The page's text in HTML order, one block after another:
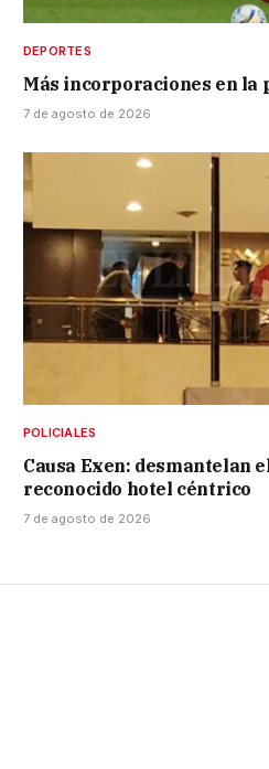
DEPORTES
Más incorporaciones en la
7 de agosto de 2026
POLICIALES
Causa Exen: desmantelan
reconocido hotel céntrico
7 de agosto de 2026